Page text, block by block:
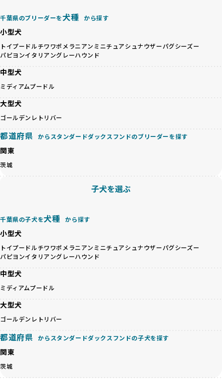
基づいた責任あるブリーディングを確保しています。
さらに、健康管理、社会性の育成、遺伝子検査、食事や運動
の質など、ワンちゃんの心身に配慮した飼育環境が整ってい
るかを評価する12項目の総合基準を設けています。これによ
り、より高い基準をクリアしたブリーダーだけを厳選してい
ます。
良ブリーダーのみが登録されています。
BreederFamiliesでは、法令に準拠するだけでなく、ワンち
のみを厳選しています。これにより、ユーザーの皆さんに安
心して選べる選択肢を提供しています。
「BreederFamilesのワンちゃんに優しい18の評価基準」は
こちら
接のヒアリング、現地確認を通じて厳しく評価しています。
このプロセスにより、育成環境や健康管理だけでなく、ブリ
さらに、こうした評価結果は透明性を持って公開されている
ため、どのブリーダーを選んでも安心して子犬をお迎えいた
だけます。
徹底した透明性こそが、BreederFamiliesの大きな特徴で
す。
BreederFamiliesは、ペット業界が抱える命の大量生産・大
量販売、負担の大きい流通構造、劣悪な飼育環境といった課
を促進することで、無駄な命の消費を減らし、命を大切にす
る社会の実現を目指しています。
人へ寄付しています。多くのペット販売業者が、動物福祉へ
の取り組みが不十分であることを理由に寄付を断られる中、
BreederFamiliesはその姿勢が評価され、寄付が実現してい
ます。この活動により、保護が必要なワンちゃんの救済や保
待する理想と現実が大きく異なることも少なくありません。
健康と性格を次世代に引き継ぐために、ミックス犬の繁殖を
避けます。無計画な交配がもたらすリスクを理解し、飼い主
への十分な説明とアフターフォローを確保できる範囲での繁
殖を徹底しているのです。
一方、営利優先ブリーダーは流行や需要に応じて安易にミッ
クス犬を繁殖し、健康管理や飼い主への配慮が不十分なこと
が多く見受けられます。場合によっては、チワワ×ハスキー
等体格の異なるリスクの高い交配を行うこともあります。
「ミックス犬を繁殖しない」の詳細はこちら
ペットショップやペットオークションは、流通過程でワンち
ゃんが長時間の輸送を強いられたり、狭いケージに閉じ込め
られるなど、心身に大きな負担がかかります。このような環
ペットショップやオークションを介さずに直接飼い主に渡す
ことを大切にしています。また、彼らはお迎え先を自身で確
認し、ワンちゃんが安心して暮らせる環境を整えるために直
接の引き渡しを基本とします。
一方で、営利優先ブリーダーは、広範囲に販売するためにペ
を軽視しがちです。
「ペットショップ等を使わない」の詳細はこちら
近年、「小さくて可愛い」「珍しい毛色」という見た目の特
徴が人気を集め、高値で取引されることが多くなっていま
くありません。極小サイズは骨や心臓に負担がかかりやす
く、レアカラーには遺伝疾患のリスクが高まることがありま
営利優先ブリーダーは、このような流行や需要に応じて無理
な繁殖を行いがちです。小柄な母犬を繁殖に多用して体に負
千葉県のブリーダーを犬種 から探す
小型犬
トイプードルチワワポメラニアン ミニチュアシュナウザーパグシーズー
パピヨンイタリアングレーハウンド
中型犬
ミディアムプードル
大型犬
ゴールデンレトリバー
都道府県 からスタンダードダックスフンドのブリーダーを探す
関東
茨城
子犬を選ぶ
千葉県の子犬を犬種 から探す
小型犬
トイプードルチワワポメラニアン ミニチュアシュナウザーパグシーズー
パピヨンイタリアングレーハウンド
中型犬
ミディアムプードル
大型犬
ゴールデンレトリバー
都道府県 からスタンダードダックスフンドの子犬を探す
関東
茨城